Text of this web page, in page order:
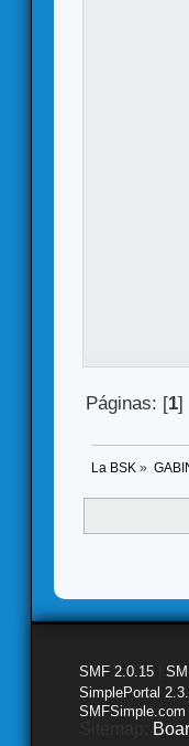
Páginas: [1]
La BSK »
SMF 2.0.15
SimplePortal